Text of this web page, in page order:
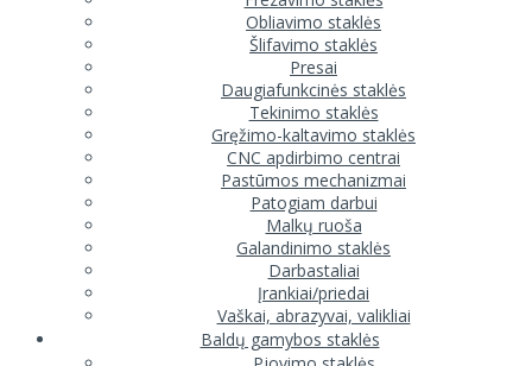
Obliavimo staklės
Šlifavimo staklės
Presai
Daugiafunkcinės staklės
Tekinimo staklės
Gręžimo-kaltavimo staklės
CNC apdirbimo centrai
Pastūmos mechanizmai
Patogiam darbui
Malkų ruoša
Galandinimo staklės
Darbastaliai
Įrankiai/priedai
Vaškai, abrazyvai, valikliai
Baldų gamybos staklės